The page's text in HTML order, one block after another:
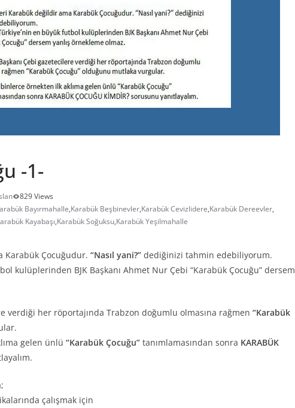
-1-
829 Views
Bayırmahalle,Karabük Beşbinevler,Karabük Cevizlidere,Karabük Dereevler,
Kayabaşı,Karabük Soğuksu,Karabük Yeşilmahalle
Karabük Çocuğudur. “Nasıl yani?” dediğinizi tahmin edebiliyorum.
kulüplerinden BJK Başkanı Ahmet Nur Çebi “Karabük Çocuğu” dersem
verdiği her röportajında Trabzon doğumlu olmasına rağmen “Karabük
gelen ünlü “Karabük Çocuğu” tanımlamasından sonra KARABÜK
çalışmak için